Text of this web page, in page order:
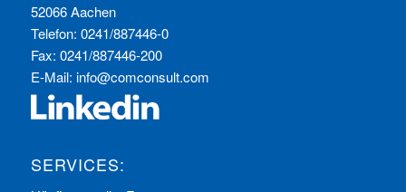
52066 Aachen
Telefon: 0241/887446-0
Fax: 0241/887446-200
E-Mail: info@comconsult.com
SERVICES: